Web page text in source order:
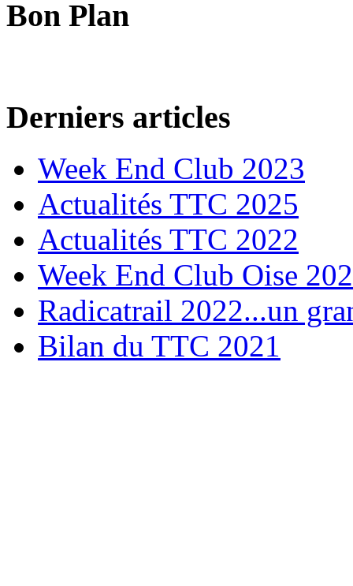
Bon Plan
Derniers articles
Week End Club 2023
Actualités TTC 2025
Actualités TTC 2022
Week End Club Oise
Radicatrail 2022...un
Bilan du TTC 2021